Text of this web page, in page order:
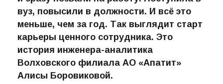
вуз, повысили в должности. И всё это
меньше, чем за год. Так выглядит старт
карьеры ценного сотрудника. Это
история инженера-аналитика
Волховского филиала АО «Апатит»
Алисы Боровиковой.